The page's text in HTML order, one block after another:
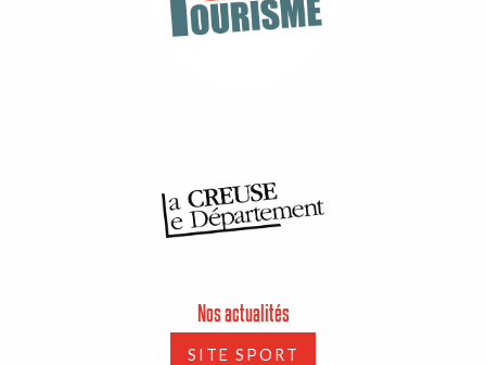
Nos actualités
SITE SPORT